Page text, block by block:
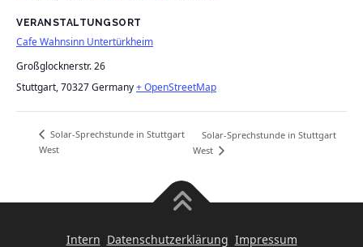
VERANSTALTUNGSORT
Cafe Wahnsinn Untertürkheim
Großglocknerstr. 26
Stuttgart,70327Germany+ OpenStreetMap
Solar-Sprechstunde in Stuttgart
West
Solar-Sprechstunde in Stuttgart
West
Intern Datenschutzerklärung Impressum